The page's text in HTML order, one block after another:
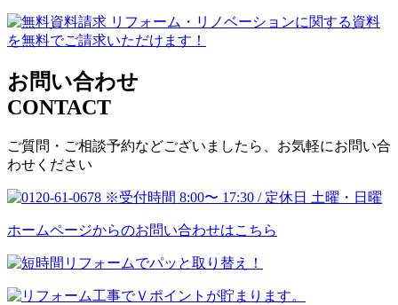
お問い合わせ
CONTACT
ご質問・ご相談予約などございましたら、お気軽にお問い合
わせください
ホームページからのお問い合わせはこちら